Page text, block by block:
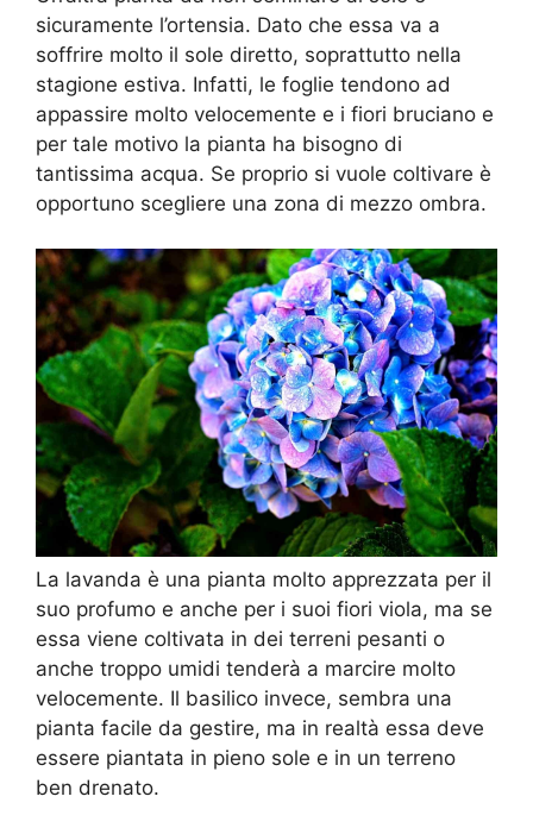
sicuramente l’ortensia. Dato che essa va a
soffrire molto il sole diretto, soprattutto nella
stagione estiva. Infatti, le foglie tendono ad
appassire molto velocemente e i fiori bruciano e
per tale motivo la pianta ha bisogno di
tantissima acqua. Se proprio si vuole coltivare è
opportuno scegliere una zona di mezzo ombra.
La lavanda è una pianta molto apprezzata per il
suo profumo e anche per i suoi fiori viola, ma se
essa viene coltivata in dei terreni pesanti o
anche troppo umidi tenderà a marcire molto
velocemente. Il basilico invece, sembra una
pianta facile da gestire, ma in realtà essa deve
essere piantata in pieno sole e in un terreno
ben drenato.